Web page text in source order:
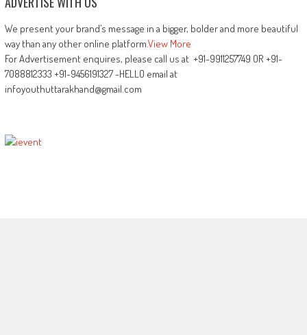
We present your brand’s message in a bigger, bolder and more beautiful
way than any other online platform.View More
For Advertisement enquires, please call us at +91-9911257749 OR +91-
7088812333 +91-9456191327 -HELLO email at
infoyouthuttarakhand@gmail.com